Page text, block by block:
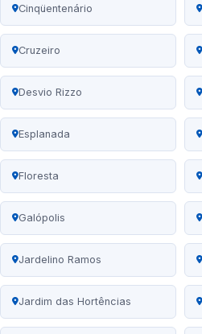
Cinqüentenário
Cruzeiro
Desvio Rizzo
Esplanada
Floresta
Galópolis
Jardelino Ramos
Jardim das Hortências